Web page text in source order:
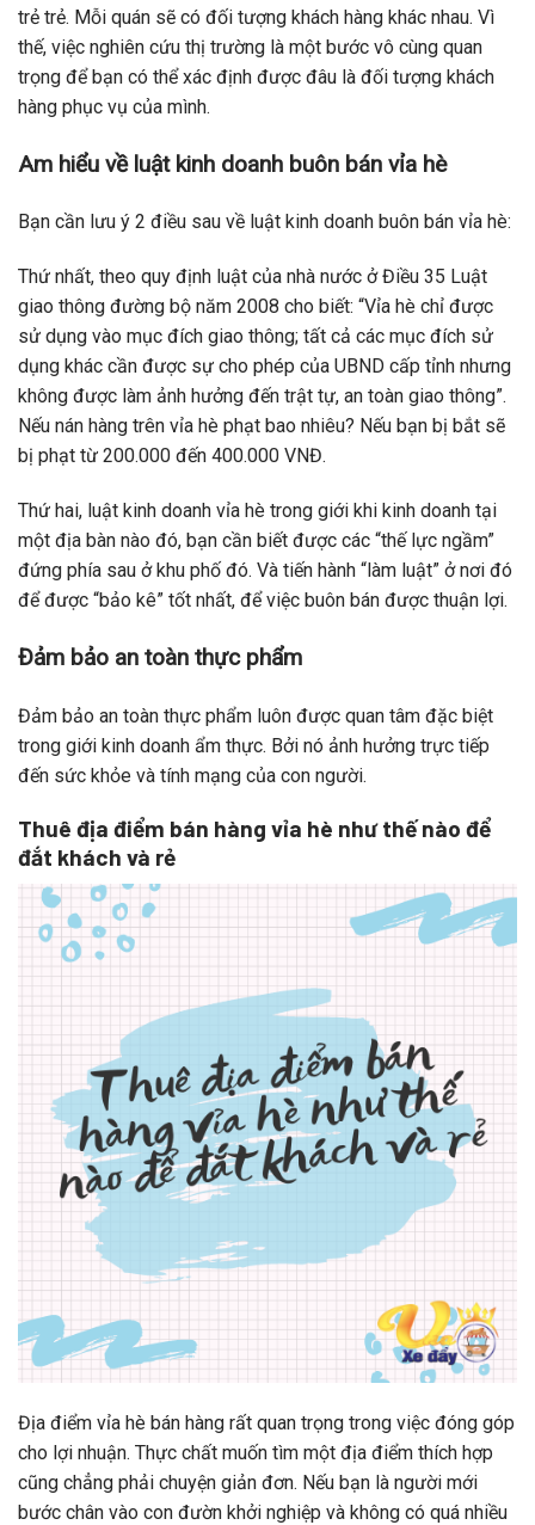
trẻ trẻ. Mỗi quán sẽ có đối tượng khách hàng khác nhau. Vì
thế, việc nghiên cứu thị trường là một bước vô cùng quan
trọng để bạn có thể xác định được đâu là đối tượng khách
hàng phục vụ của mình.
Am hiểu về luật kinh doanh buôn bán vỉa hè
Bạn cần lưu ý 2 điều sau về luật kinh doanh buôn bán vỉa hè:
Thứ nhất, theo quy định luật của nhà nước ở Điều 35 Luật
giao thông đường bộ năm 2008 cho biết: “Vỉa hè chỉ được
sử dụng vào mục đích giao thông; tất cả các mục đích sử
dụng khác cần được sự cho phép của UBND cấp tỉnh nhưng
không được làm ảnh hưởng đến trật tự, an toàn giao thông”.
Nếu nán hàng trên vỉa hè phạt bao nhiêu? Nếu bạn bị bắt sẽ
bị phạt từ 200.000 đến 400.000 VNĐ.
Thứ hai, luật kinh doanh vỉa hè trong giới khi kinh doanh tại
một địa bàn nào đó, bạn cần biết được các “thế lực ngầm”
đứng phía sau ở khu phố đó. Và tiến hành “làm luật” ở nơi đó
để được “bảo kê” tốt nhất, để việc buôn bán được thuận lợi.
Đảm bảo an toàn thực phẩm
Đảm bảo an toàn thực phẩm luôn được quan tâm đặc biệt
trong giới kinh doanh ẩm thực. Bởi nó ảnh hưởng trực tiếp
đến sức khỏe và tính mạng của con người.
Thuê địa điểm bán hàng vỉa hè như thế nào để
đắt khách và rẻ
Địa điểm vỉa hè bán hàng rất quan trọng trong việc đóng góp
cho lợi nhuận. Thực chất muốn tìm một địa điểm thích hợp
cũng chẳng phải chuyện giản đơn. Nếu bạn là người mới
bước chân vào con đườn khởi nghiệp và không có quá nhiều